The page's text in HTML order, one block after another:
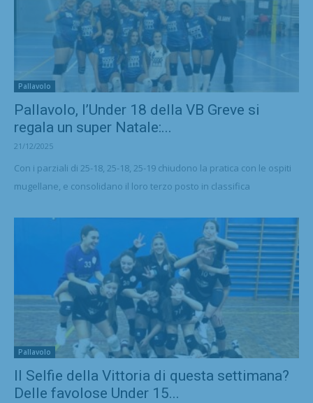
Pallavolo
Pallavolo, l’Under 18 della VB Greve si
regala un super Natale:...
21/12/2025
Con i parziali di 25-18, 25-18, 25-19 chiudono la pratica con le ospiti
mugellane, e consolidano il loro terzo posto in classifica
Pallavolo
Il Selfie della Vittoria di questa settimana?
Delle favolose Under 15...